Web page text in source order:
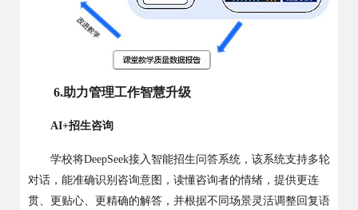
6.助力管理工作智慧升级
AI+招生咨询
学校将DeepSeek接入智能招生问答系统，该系统支持多轮
对话，能准确识别咨询意图，读懂咨询者的情绪，提供更连
贯、更贴心、更精确的解答，并根据不同场景灵活调整回复语